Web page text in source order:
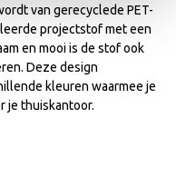
van gerecyclede PET-
projectstof met een
en mooi is de stof ook
Deze design
kleuren waarmee je
je thuiskantoor.